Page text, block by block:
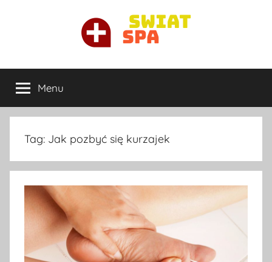
Ortopeda
Warszawa
prywatnie
w
Warszawie
Menu
Tag: Jak pozbyć się kurzajek